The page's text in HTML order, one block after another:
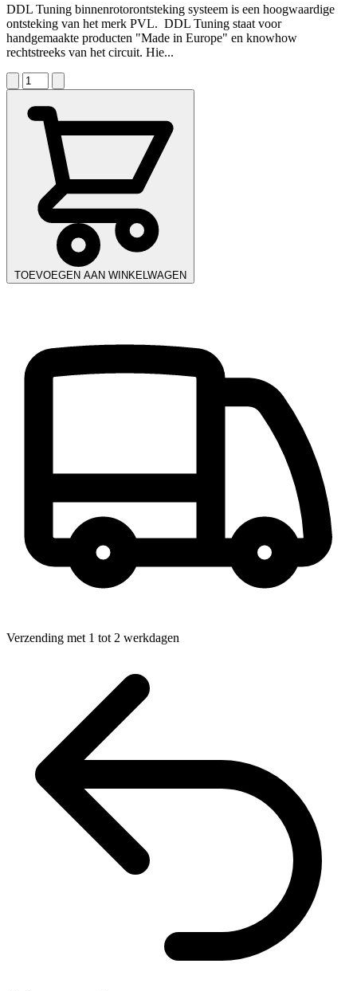
DDL Tuning binnenrotorontsteking systeem is een hoogwaardige
ontsteking van het merk PVL. DDL Tuning staat voor
handgemaakte producten "Made in Europe" en knowhow
rechtstreeks van het circuit. Hie...
TOEVOEGEN AAN WINKELWAGEN
Verzending met 1 tot 2 werkdagen